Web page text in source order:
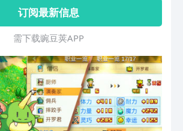
窟沼泽，在村庄里吃喝玩乐，所有金币通
流入你的腰包！努力将鲜为人知的小村
落建设成“冒险者最想居住的城镇”吧！开
游戏经典之作，万千开罗迷入坑之选！
与魔法，即刻启程！
订阅最新信息
需 下 载 豌 豆 荚 A P P